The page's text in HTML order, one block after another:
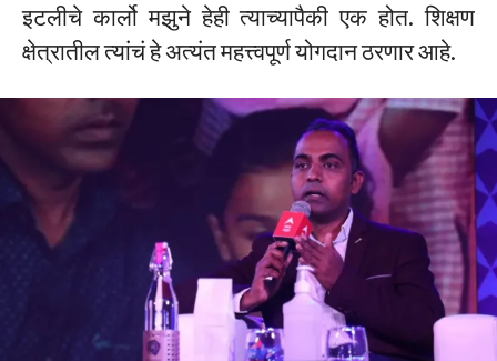
इटलीचे कार्लो मझुने हेही त्याच्यापैकी एक होत. शिक्षण
क्षेत्रातील त्यांचं हे अत्यंत महत्त्वपूर्ण योगदान ठरणार आहे.